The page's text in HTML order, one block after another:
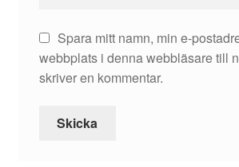
Spara mitt namn, min e-
webbplats i denna webbläsare till
skriver en kommentar.